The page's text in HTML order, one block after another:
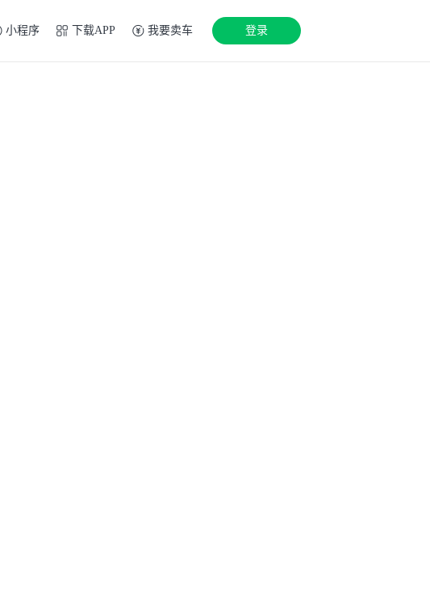
小程序 下载APP 我要卖车 登录